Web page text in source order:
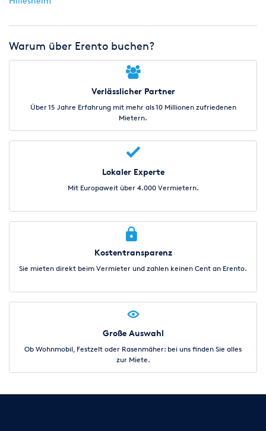
Warum über Erento buchen?
Verlässlicher Partner
Über 15 Jahre Erfahrung mit mehr als 10 Millionen zufriedenen
Mietern.
Lokaler Experte
Mit Europaweit über 4.000 Vermietern.
Kostentransparenz
Sie mieten direkt beim Vermieter und zahlen keinen Cent an Erento.
Große Auswahl
Ob Wohnmobil, Festzelt oder Rasenmäher: bei uns finden Sie alles
zur Miete.